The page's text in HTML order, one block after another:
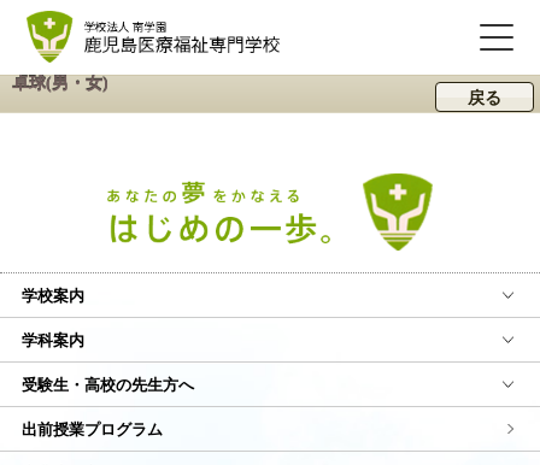
卓球(男・女)
戻る
学校案内
学科案内
受験生・高校の先生方へ
出前授業プログラム